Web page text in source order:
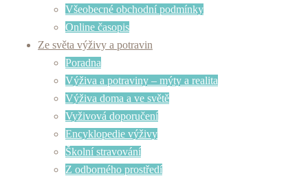
Všeobecné obchodní podmínky
Online časopis
Ze světa výživy a potravin
Poradna
Výživa a potraviny – mýty a realita
Výživa doma a ve světě
Vyživová doporučení
Encyklopedie výživy
Školní stravování
Z odborného prostředí